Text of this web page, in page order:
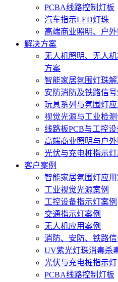
PCBA线路控制灯板
汽车指示LED灯珠
高端商业照明、户
解决方案
无人机照明、无人
方案
智能家居氛围灯珠
安防消防及铁路信
玩具系列与氛围灯
视觉光源与工业检
线路板PCB与工控
高端商业照明与户
光伏与充电桩指示
客户案例
智能家居氛围灯应用
工业视觉光源案例
工控设备指示灯案例
交通指示灯案例
无人机应用案例
消防、安防、铁路信
UV紫光灯珠消毒杀
光伏与充电桩指示灯
PCBA线路控制灯板